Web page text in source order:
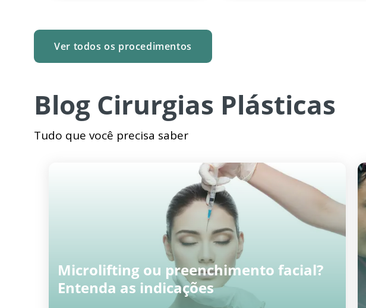
O QUE VOCÊ ESTÁ PROCURANDO?
Ver todos os procedimentos
Blog Cirurgias Plásticas
Tudo que você precisa saber
Microlifting ou preenchimento facial?
Entenda as indicações